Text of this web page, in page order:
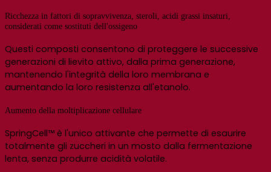
Ricchezza in fattori di sopravvivenza, steroli, acidi grassi insaturi,
considerati come sostituti dell'ossigeno
Questi composti consentono di proteggere le successive
generazioni di lievito attivo, dalla prima generazione,
mantenendo l'integrità della loro membrana e
aumentando la loro resistenza all'etanolo.
Aumento della moltiplicazione cellulare
SpringCell™ è l'unico attivante che permette di esaurire
totalmente gli zuccheri in un mosto dalla fermentazione
lenta, senza produrre acidità volatile.